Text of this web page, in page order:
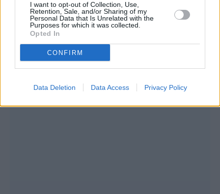
I want to opt-out of Collection, Use,
Retention, Sale, and/or Sharing of my
Personal Data that Is Unrelated with the
Purposes for which it was collected.
Opted In
CONFIRM
Data Deletion Data Access Privacy Policy
Συνεντεύξεις 18/11/2025
Τζεφ Μοντάνα: «Κανένας δεν μπορεί
να σου πει ποιος είσαι»